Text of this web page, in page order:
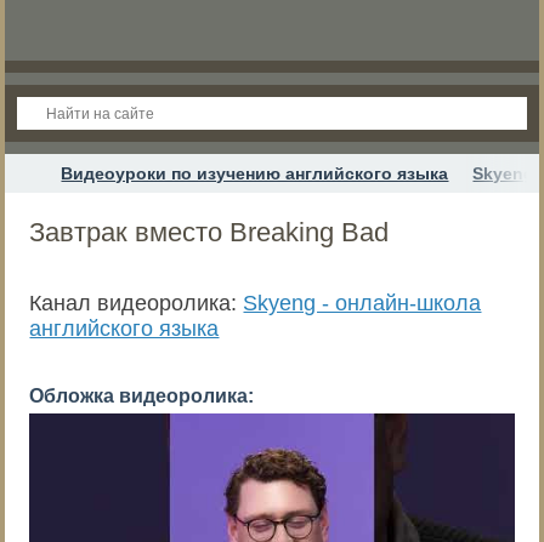
Видеоуроки по изучению английского языка Skyeng
Завтрак вместо Breaking Bad
Канал видеоролика: Skyeng - онлайн-школа
английского языка
Обложка видеоролика: